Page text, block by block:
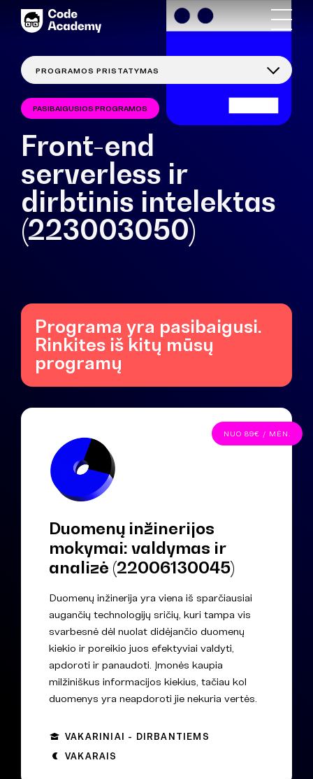
PASIBAIGUSIOS PROGRAMOS
Front-end
serverless ir
dirbtinis intelektas
(223003050)
Programa yra pasibaigusi.
Rinkites iš kitų mūsų
programų
NUO 89€ / MĖN.
Duomenų inžinerijos
mokymai: valdymas ir
analizė (22006130045)
Duomenų inžinerija yra viena iš sparčiausiai
augančių technologijų sričių, kuri tampa vis
svarbesnė dėl nuolat didėjančio duomenų
kiekio ir poreikio juos efektyviai valdyti,
apdoroti ir panaudoti. Įmonės kaupia
milžiniškus informacijos kiekius, tačiau kol
duomenys yra neapdoroti jie nekuria vertės.
VAKARINIAI - DIRBANTIEMS
VAKARAIS